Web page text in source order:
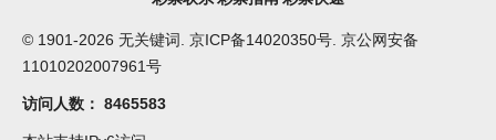
© 1901-2026 无关键词. 京ICP备14020350号. 京公网安备
11010202007961号
访问人数： 8465583